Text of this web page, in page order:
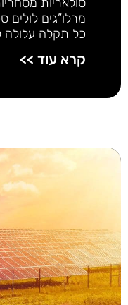
מרלו”גים
כל תקלה עלולה
קרא עוד >>